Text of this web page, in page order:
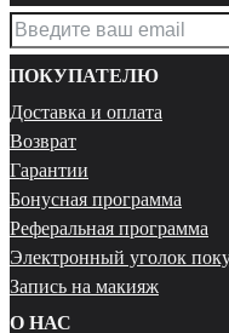
ПОКУПАТЕЛЮ
Доставка и оплата
Возврат
Гарантии
Бонусная программа
Реферальная программа
Электронный уголок
Запись на макияж
О НАС